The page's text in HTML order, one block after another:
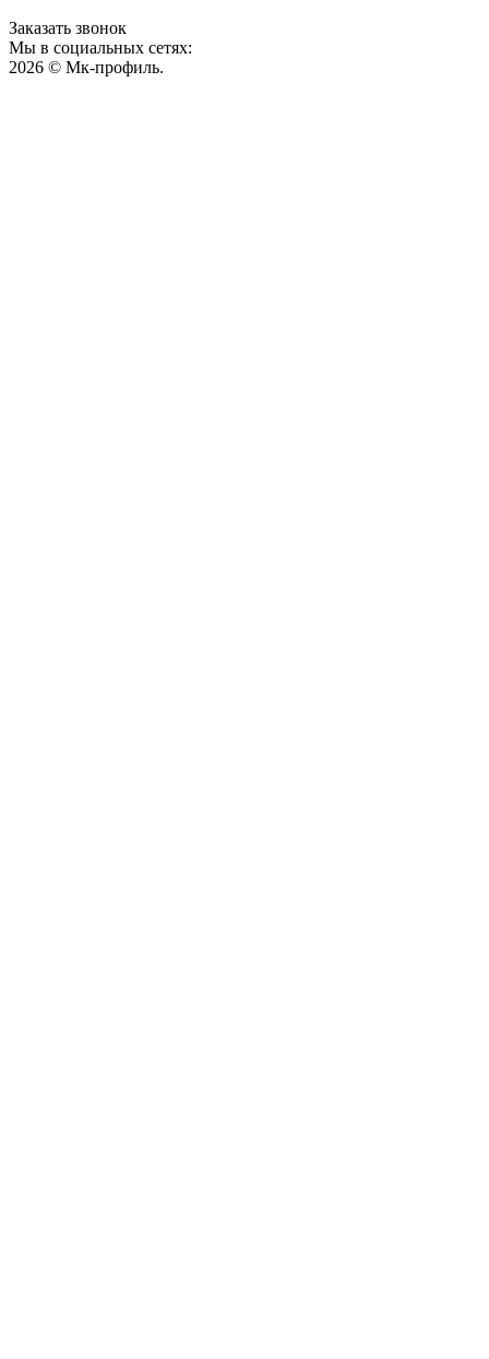
Заказать звонок
Мы в социальных сетях:
2026 © Мк-профиль.